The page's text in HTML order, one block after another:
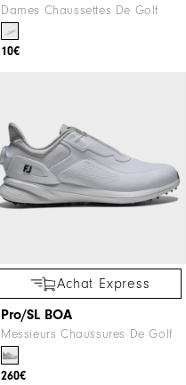
Dames Chaussettes De Golf
10€
Achat Express
Pro/SL BOA
Messieurs Chaussures De Golf
260€